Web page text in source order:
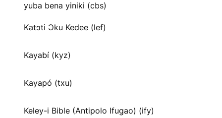
yuba bena yiniki (cbs)
Katɔti Ɔku Kedee (lef)
Kayabí (kyz)
Kayapó (txu)
Keley-i Bible (Antipolo Ifugao) (ify)